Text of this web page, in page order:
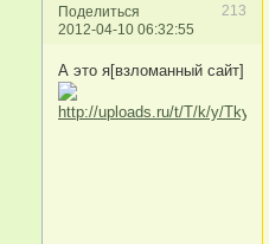
Поделиться
213
2012-04-10 06:32:55
А это я[взломанный сайт]